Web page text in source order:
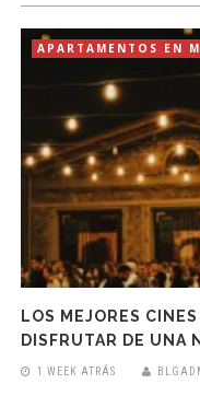
APARTAMENTOS EN
LOS MEJORES
DISFRUTAR DE UNA
1 WEEK ATRÁS